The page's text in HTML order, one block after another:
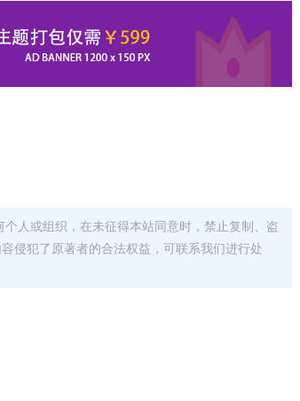
人或组织，在未征得本站同意时，禁止复制、盗
侵犯了原著者的合法权益，可联系我们进行处